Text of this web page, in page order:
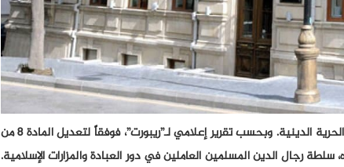
قدّم المجلس الوطني لجمهورية أذربيجان بشكل علني مشروع تعديل قانون الحرية الدينية. وبحسب تقرير إعلامي لـ”ريبورت”، فوفقاً لتعديل المادة 8 من
سلطة رجال الدين المسلمين العاملين في دور العبادة والمزارات الإسلامية.